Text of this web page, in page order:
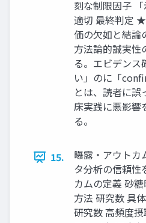
刻な制限因子
適切 最終判定
価の欠如と結論
方法論的誠実性
る。エビデンス
い」のに「
とは、読者に
床実践に悪影響
る。
15.
曝露・アウトカ
タ分析の信頼性
カムの定義 砂
方法 研究数 具
研究数 高頻度